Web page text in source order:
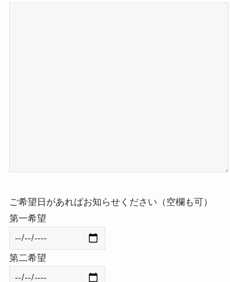
ご希望日があればお知らせください（空欄も可）
第一希望
第二希望